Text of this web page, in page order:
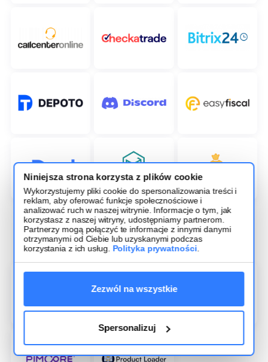
Niniejsza strona korzysta z plików cookie
Wykorzystujemy pliki cookie do spersonalizowania treści i
reklam, aby oferować funkcje społecznościowe i
analizować ruch w naszej witrynie. Informacje o tym, jak
korzystasz z naszej witryny, udostępniamy partnerom.
Partnerzy mogą połączyć te informacje z innymi danymi
otrzymanymi od Ciebie lub uzyskanymi podczas
korzystania z ich usług. Polityka prywatności.
Zezwól na wszystkie
Spersonalizuj
Zobacz pozostałe narzędzia i dodatki
RedCart +PIM